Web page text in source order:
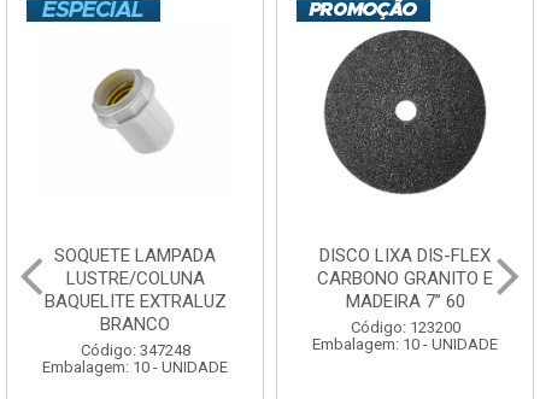
SOQUETE LAMPADA
LUSTRE/COLUNA
BAQUELITE EXTRALUZ
BRANCO
Código: 347248
Embalagem: 10 - UNIDADE
DISCO LIXA DIS-FLEX
CARBONO GRANITO E
MADEIRA 7” 60
Código: 123200
Embalagem: 10 - UNIDADE